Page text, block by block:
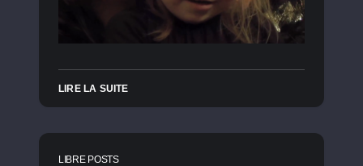
LIRE LA SUITE
LIBRE POSTS